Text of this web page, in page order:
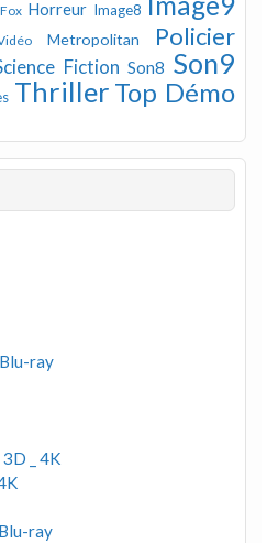
Fox Horreur Image8
Metropolitan Policier
Fiction Son8 Son9
Thriller Top Démo
ray
_ 4K
ray